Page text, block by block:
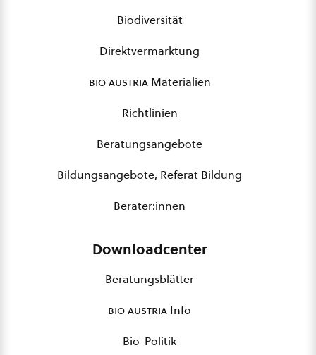
Biodiversität
Direktvermarktung
bio austriaMaterialien
Richtlinien
Beratungsangebote
Bildungsangebote, Referat Bildung
Berater:innen
Downloadcenter
Beratungsblätter
bio austria Info
Bio-Politik